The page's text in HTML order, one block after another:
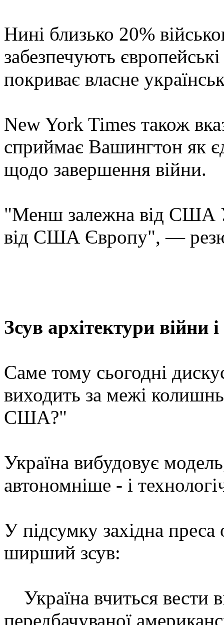
Нині близько 20%
забезпечують
покриває власне
New York Times також
сприймає Вашингтон як
щодо завершення війни.
"Менш залежна від США
від США Європу", —
Зсув архітектури війни
Саме тому сьогодні
виходить за межі
США?"
Україна вибудовує
автономніше - і
У підсумку західна
ширший зсув:
Україна вчиться вести
передбачуваної